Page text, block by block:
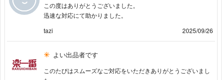
この度はありがとうございました。
迅速な対応にて助かりました。
tazi
2025/09/26
よい出品者です
このたびはスムーズなご対応をいただきありがとうございまし